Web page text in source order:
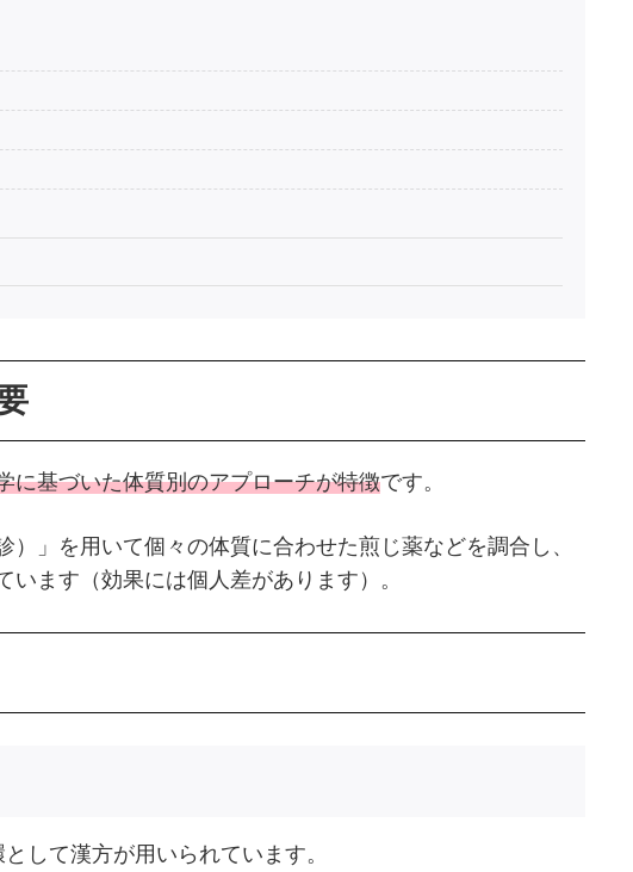
に基づいた体質別のアプローチが特徴です。
」を用いて個々の体質に合わせた煎じ薬などを調合し、
ます（効果には個人差があります）。
して漢方が用いられています。